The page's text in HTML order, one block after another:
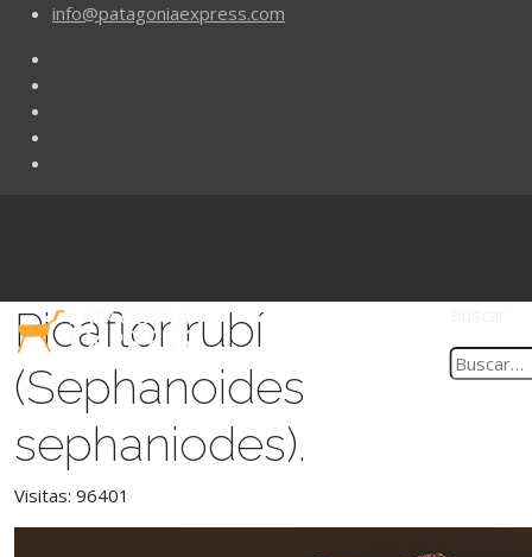
info@patagoniaexpress.com
Picaflor rubí
(Sephanoides
sephaniodes).
Visitas: 96401